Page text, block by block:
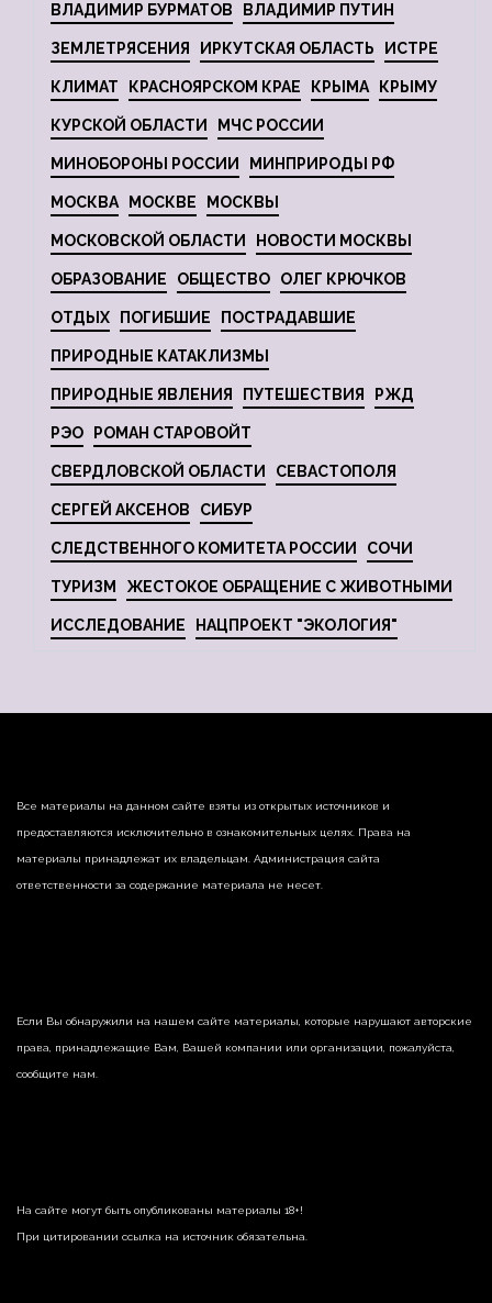
ВЛАДИМИР БУРМАТОВ ВЛАДИМИР ПУТИН
ЗЕМЛЕТРЯСЕНИЯ ИРКУТСКАЯ ОБЛАСТЬ ИСТРЕ
КЛИМАТ КРАСНОЯРСКОМ КРАЕ КРЫМА КРЫМУ
КУРСКОЙ ОБЛАСТИ МЧС РОССИИ
МИНОБОРОНЫ РОССИИ МИНПРИРОДЫ РФ
МОСКВА МОСКВЕ МОСКВЫ
МОСКОВСКОЙ ОБЛАСТИ НОВОСТИ МОСКВЫ
ОБРАЗОВАНИЕ ОБЩЕСТВО ОЛЕГ КРЮЧКОВ
ОТДЫХ ПОГИБШИЕ ПОСТРАДАВШИЕ
ПРИРОДНЫЕ КАТАКЛИЗМЫ
ПРИРОДНЫЕ ЯВЛЕНИЯ ПУТЕШЕСТВИЯ РЖД
РЭО РОМАН СТАРОВОЙТ
СВЕРДЛОВСКОЙ ОБЛАСТИ СЕВАСТОПОЛЯ
СЕРГЕЙ АКСЕНОВ СИБУР
СЛЕДСТВЕННОГО КОМИТЕТА РОССИИ СОЧИ
ТУРИЗМ ЖЕСТОКОЕ ОБРАЩЕНИЕ С ЖИВОТНЫМИ
ИССЛЕДОВАНИЕ НАЦПРОЕКТ "ЭКОЛОГИЯ"
Все материалы на данном сайте взяты из открытых источников и
предоставляются исключительно в ознакомительных целях. Права на
материалы принадлежат их владельцам. Администрация сайта
ответственности за содержание материала не несет.
Если Вы обнаружили на нашем сайте материалы, которые нарушают авторские
права, принадлежащие Вам, Вашей компании или организации, пожалуйста,
сообщите нам.
На сайте могут быть опубликованы материалы 18+!
При цитировании ссылка на источник обязательна.